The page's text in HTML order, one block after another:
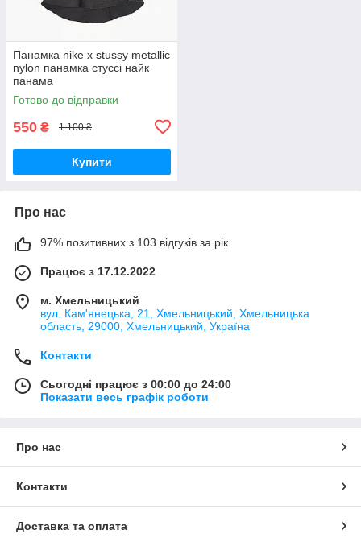
Панамка nike х stussy metallic
nylon панамка стуссі найк
панама
Готово до відправки
550 ₴ 1 100 ₴
Купити
Про нас
97% позитивних з 103 відгуків за рік
Працює з 17.12.2022
м. Хмельницький
вул. Кам'янецька, 21, Хмельницький, Хмельницька
область, 29000, Хмельницький, Україна
Контакти
Сьогодні працює з 00:00 до 24:00
Показати весь графік роботи
Про нас
Контакти
Доставка та оплата